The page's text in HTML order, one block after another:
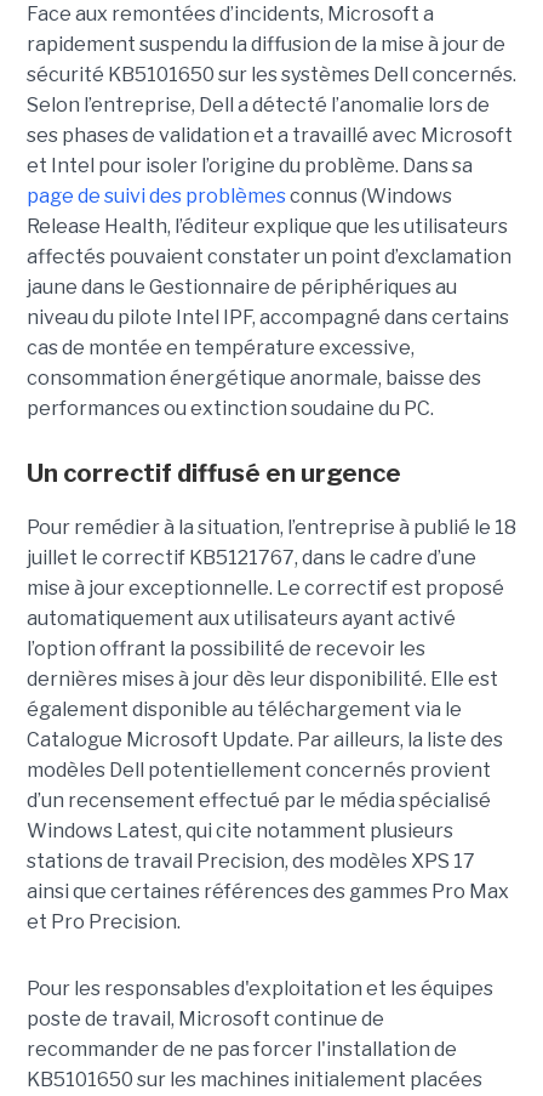
Face aux remontées d’incidents, Microsoft a
rapidement suspendu la diffusion de la mise à jour de
sécurité KB5101650 sur les systèmes Dell concernés.
Selon l’entreprise, Dell a détecté l’anomalie lors de
ses phases de validation et a travaillé avec Microsoft
et Intel pour isoler l’origine du problème. Dans sa
page de suivi des problèmesconnus (Windows
Release Health, l’éditeur explique que les utilisateurs
affectés pouvaient constater un point d’exclamation
jaune dans le Gestionnaire de périphériques au
niveau du pilote Intel IPF, accompagné dans certains
cas de montée en température excessive,
consommation énergétique anormale, baisse des
performances ou extinction soudaine du PC.
Un correctif diffusé en urgence
Pour remédier à la situation, l’entreprise à publié le 18
juillet le correctif KB5121767, dans le cadre d’une
mise à jour exceptionnelle. Le correctif est proposé
automatiquement aux utilisateurs ayant activé
l’option offrant la possibilité de recevoir les
dernières mises à jour dès leur disponibilité. Elle est
également disponible au téléchargement via le
Catalogue Microsoft Update. Par ailleurs, la liste des
modèles Dell potentiellement concernés provient
d’un recensement effectué par le média spécialisé
Windows Latest, qui cite notamment plusieurs
stations de travail Precision, des modèles XPS 17
ainsi que certaines références des gammes Pro Max
et Pro Precision.
Pour les responsables d'exploitation et les équipes
poste de travail, Microsoft continue de
recommander de ne pas forcer l'installation de
KB5101650 sur les machines initialement placées